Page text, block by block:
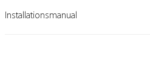
Installationsmanual